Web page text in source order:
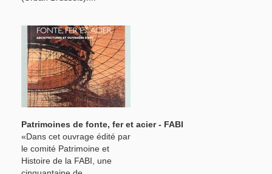
Patrimoines de fonte, fer et acier - FABI
«Dans cet ouvrage édité par
le comité Patrimoine et
Histoire de la FABI, une